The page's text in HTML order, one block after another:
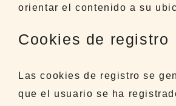
orientar el contenido a su
Cookies de registro
Las cookies de registro se
que el usuario se ha